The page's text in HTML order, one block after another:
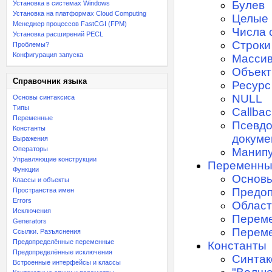
Установка в системах Windows
Установка на платформах Cloud Computing
Менеджер процессов FastCGI (FPM)
Установка расширений PECL
Проблемы?
Конфигурация запуска
Справочник языка
Основы синтаксиса
Типы
Переменные
Константы
Выражения
Операторы
Управляющие конструкции
Функции
Классы и объекты
Пространства имен
Errors
Исключения
Generators
Ссылки. Разъяснения
Предопределённые переменные
Предопределённые исключения
Встроенные интерфейсы и классы
Булев
Целые
Числа
Строки
Ресурс
NULL
Константы